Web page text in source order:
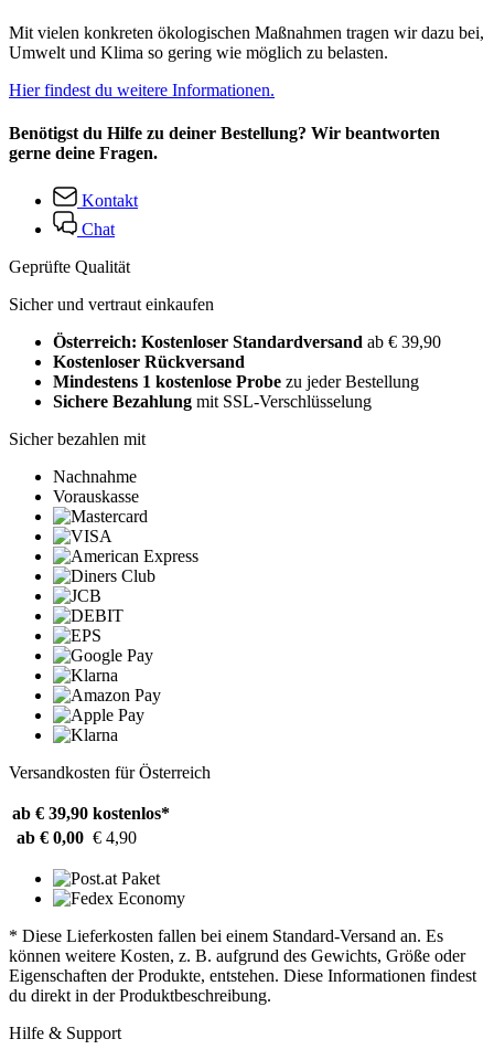
Mit vielen konkreten ökologischen Maßnahmen tragen wir dazu bei,
Umwelt und Klima so gering wie möglich zu belasten.
Hier findest du weitere Informationen.
Benötigst du Hilfe zu deiner Bestellung? Wir beantworten
gerne deine Fragen.
Kontakt
Chat
Geprüfte Qualität
Sicher und vertraut einkaufen
Österreich: Kostenloser Standardversand ab € 39,90
Kostenloser Rückversand
Mindestens 1 kostenlose Probe zu jeder Bestellung
Sichere Bezahlung mit SSL-Verschlüsselung
Sicher bezahlen mit
Nachnahme
Vorauskasse
Versandkosten für Österreich
ab € 39,90 kostenlos*
ab € 0,00 € 4,90
* Diese Lieferkosten fallen bei einem Standard-Versand an. Es
können weitere Kosten, z. B. aufgrund des Gewichts, Größe oder
Eigenschaften der Produkte, entstehen. Diese Informationen findest
du direkt in der Produktbeschreibung.
Hilfe & Support